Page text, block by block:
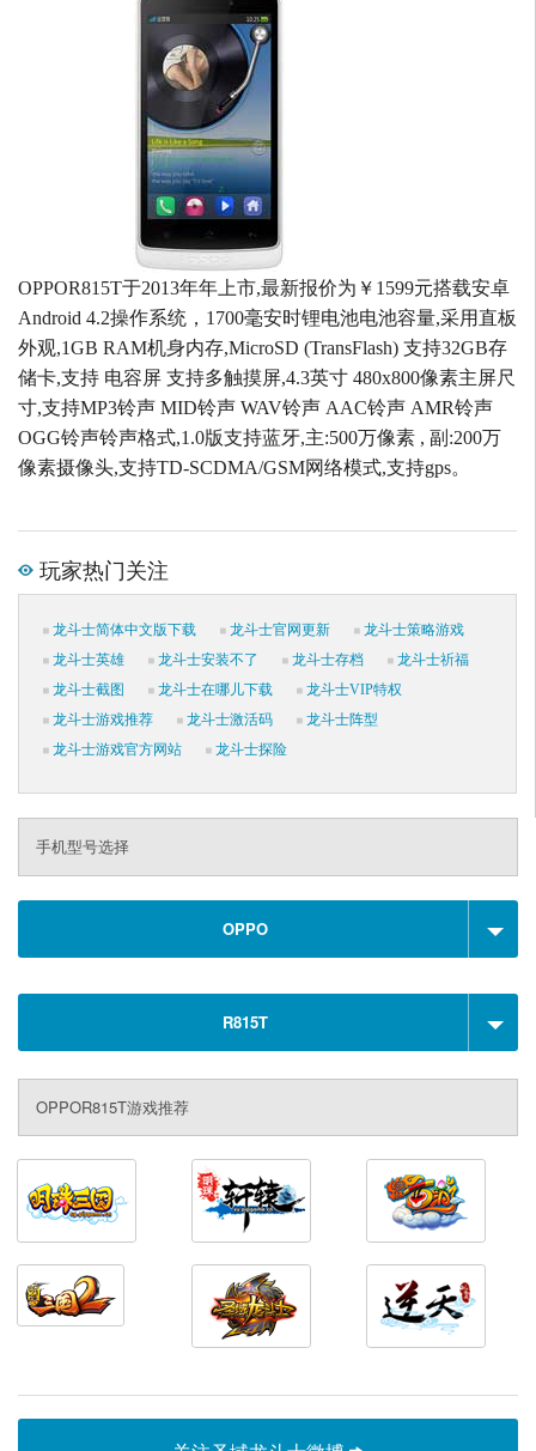
OPPOR815T于2013年年上市,最新报价为￥1599元搭载安卓
Android 4.2操作系统，1700毫安时锂电池电池容量,采用直板
外观,1GB RAM机身内存,MicroSD (TransFlash) 支持32GB存
储卡,支持 电容屏 支持多触摸屏,4.3英寸 480x800像素主屏尺
寸,支持MP3铃声 MID铃声 WAV铃声 AAC铃声 AMR铃声
OGG铃声铃声格式,1.0版支持蓝牙,主:500万像素 , 副:200万
像素摄像头,支持TD-SCDMA/GSM网络模式,支持gps。
玩家热门关注
龙斗士简体中文版下载 龙斗士官网更新
龙斗士策略游戏
龙斗士英雄
龙斗士安装不了 龙斗士存档
龙斗士祈福
龙斗士截图
龙斗士在哪儿下载
龙斗士VIP特权
龙斗士游戏推荐
龙斗士激活码
龙斗士阵型
龙斗士游戏官方网站
龙斗士探险
手机型号选择
OPPO
R815T
OPPOR815T游戏推荐